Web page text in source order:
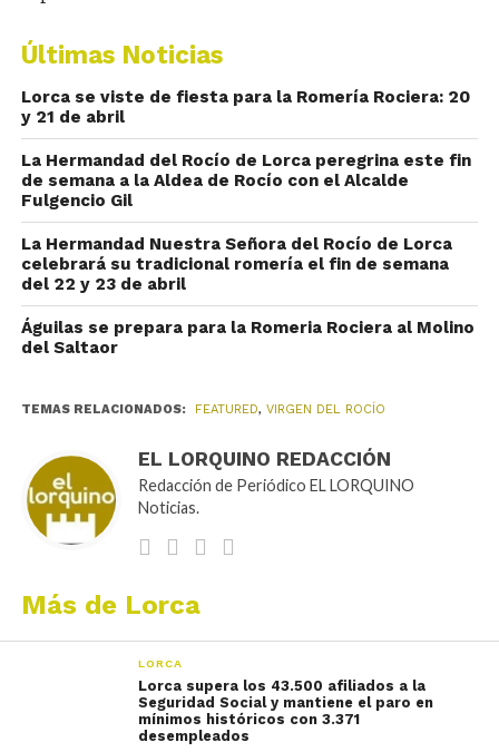
Últimas Noticias
Lorca se viste de fiesta para la Romería Rociera: 20
y 21 de abril
La Hermandad del Rocío de Lorca peregrina este fin
de semana a la Aldea de Rocío con el Alcalde
Fulgencio Gil
La Hermandad Nuestra Señora del Rocío de Lorca
celebrará su tradicional romería el fin de semana
del 22 y 23 de abril
Águilas se prepara para la Romeria Rociera al Molino
del Saltaor
TEMAS RELACIONADOS: FEATURED, VIRGEN DEL ROCÍO
EL LORQUINO REDACCIÓN
Redacción de Periódico EL LORQUINO
Noticias.
Más de Lorca
LORCA
Lorca supera los 43.500 afiliados a la
Seguridad Social y mantiene el paro en
mínimos históricos con 3.371
desempleados